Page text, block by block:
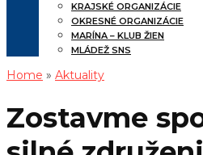
KRAJSKÉ ORGANIZÁCIE
OKRESNÉ ORGANIZÁCIE
MARÍNA – KLUB ŽIEN
MLÁDEŽ SNS
Home » Aktuality
Zostavme